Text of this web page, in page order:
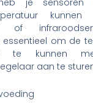
of
essentieel om de
te kunnen
aan te